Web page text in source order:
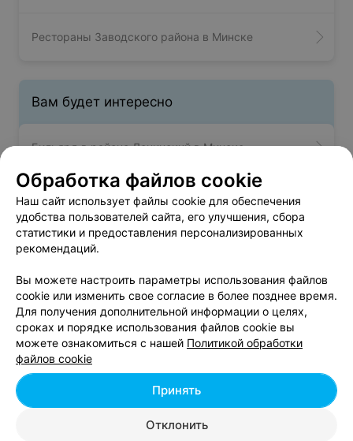
Рестораны Заводского района в Минске
Вам будет интересно
Бильярд в районе Ленинский в Минске
Бильярд в районе Октябрьский в Минске
Бильярд в районе Партизанский в Минске
Добавить компанию
Добавить специалиста
Обработка файлов cookie
Наш сайт использует файлы cookie для обеспечения
удобства пользователей сайта, его улучшения, сбора
статистики и предоставления персонализированных
рекомендаций.
Вы можете настроить параметры использования файлов
cookie или изменить свое согласие в более позднее время.
Для получения дополнительной информации о целях,
сроках и порядке использования файлов cookie вы
можете ознакомиться с нашей Политикой обработки
файлов cookie
Отклонить
Принять